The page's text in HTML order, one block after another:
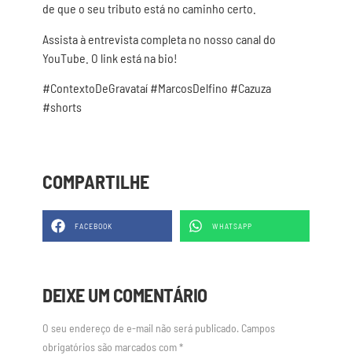
de que o seu tributo está no caminho certo.
Assista à entrevista completa no nosso canal do
YouTube. O link está na bio!
#ContextoDeGravataí #MarcosDelfino #Cazuza
#shorts
COMPARTILHE
FACEBOOK WHATSAPP
DEIXE UM COMENTÁRIO
O seu endereço de e-mail não será publicado. Campos
obrigatórios são marcados com*